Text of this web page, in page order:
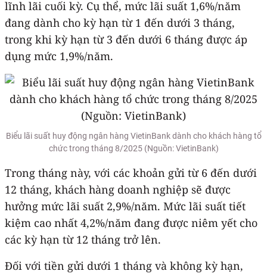
lĩnh lãi cuối kỳ. Cụ thể, mức lãi suất 1,6%/năm
đang dành cho kỳ hạn từ 1 đến dưới 3 tháng,
trong khi kỳ hạn từ 3 đến dưới 6 tháng được áp
dụng mức 1,9%/năm.
Biểu lãi suất huy động ngân hàng VietinBank dành cho khách hàng tổ
chức trong tháng 8/2025 (Nguồn: VietinBank)
Trong tháng này, với các khoản gửi từ 6 đến dưới
12 tháng, khách hàng doanh nghiệp sẽ được
hưởng mức lãi suất 2,9%/năm. Mức lãi suất tiết
kiệm cao nhất 4,2%/năm đang được niêm yết cho
các kỳ hạn từ 12 tháng trở lên.
Đối với tiền gửi dưới 1 tháng và không kỳ hạn,